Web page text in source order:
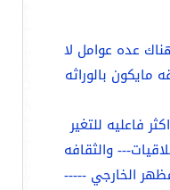
عده عوامل لا
مايكون بالوراثه
فاعليه للتغير
والثقافه
الخارجي -----